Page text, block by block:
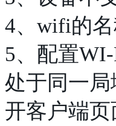
4、wifi的
5、配置
处于同一
开客户端